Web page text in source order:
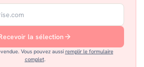
la sélection
Vous pouvez aussi remplir le formulaire
complet.